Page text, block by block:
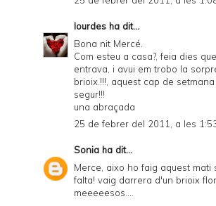
lourdes ha dit...
Bona nit Mercé.
Com esteu a casa?, feia dies
entrava, i avui em trobo la
brioix.!!!, aquest cap de setmana
segur!!!
una abraçada
25 de febrer del 2011, a les
Sonia ha dit...
Merce, aixo ho faig aquest mati
falta! vaig darrera d'un brioix
meeeeesos....